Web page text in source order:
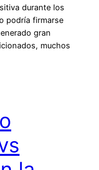
durante los
podría firmarse
gran
muchos